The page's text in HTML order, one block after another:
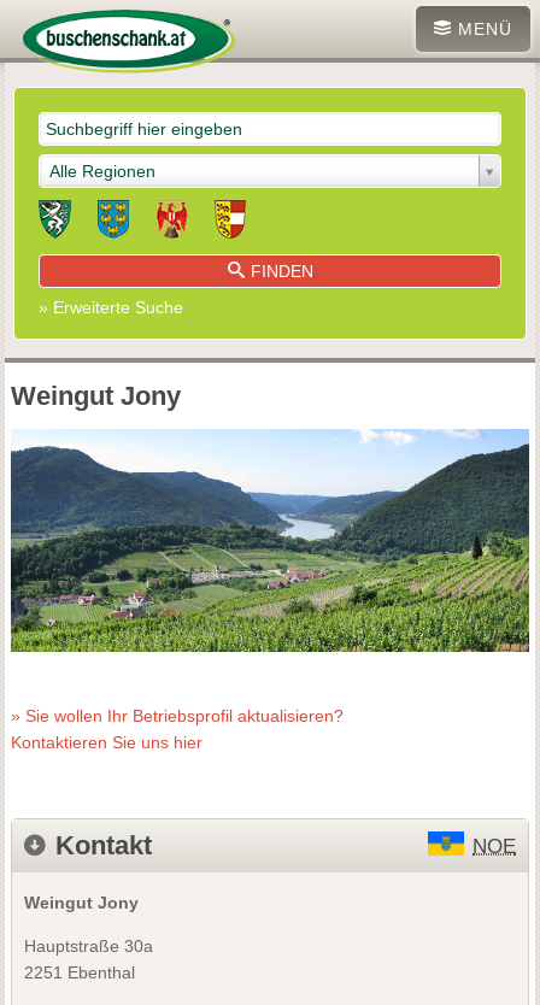
MENÜ
Alle Regionen
FINDEN
» Erweiterte Suche
Weingut Jony
» Sie wollen Ihr Betriebsprofil aktualisieren?
Kontaktieren Sie uns hier
Kontakt NOE
Weingut Jony
Hauptstraße 30a
2251 Ebenthal